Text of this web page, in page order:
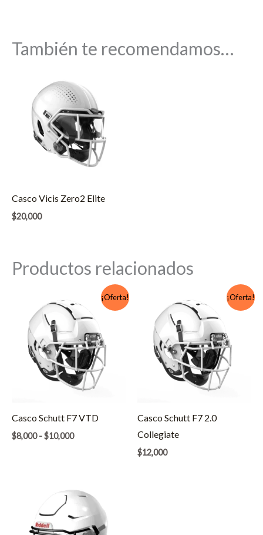
También te recomendamos…
Casco Vicis Zero2 Elite
$20,000
Productos relacionados
¡Oferta!
Casco Schutt F7 VTD
$8,000 - $10,000
¡Oferta!
Casco Schutt F7 2.0
Collegiate
$12,000